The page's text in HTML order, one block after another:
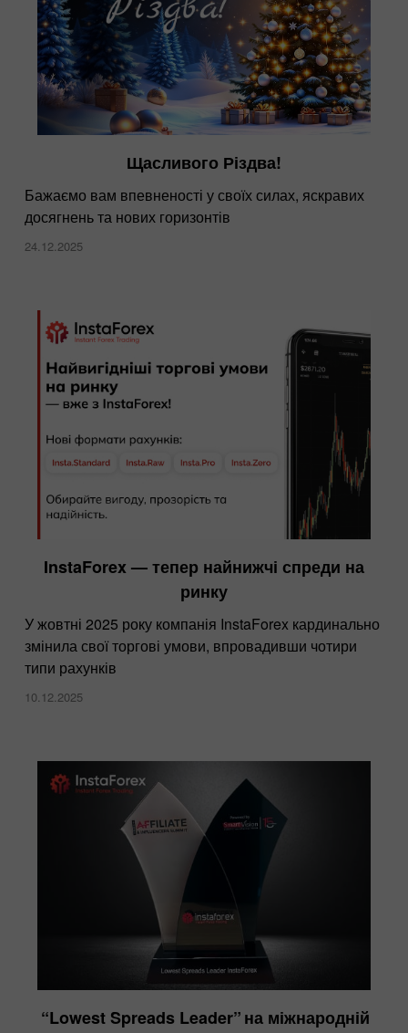
Щасливого Різдва!
Бажаємо вам впевненості у своїх силах, яскравих
досягнень та нових горизонтів
24.12.2025
InstaForex — тепер найнижчі спреди на
ринку
У жовтні 2025 року компанія InstaForex кардинально
змінила свої торгові умови, впровадивши чотири
типи рахунків
10.12.2025
“Lowest Spreads Leader” на міжнародній